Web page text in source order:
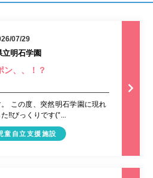
07/29
立明石学園
ン、、！？
この度、突然明石学園に現れ
‼︎びっくりです(°...
童自立支援施設